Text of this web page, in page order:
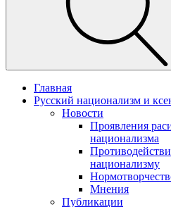
Главная
Русский национализм и
Новости
Проявления
национализма
национализму
Мнения
Публикации